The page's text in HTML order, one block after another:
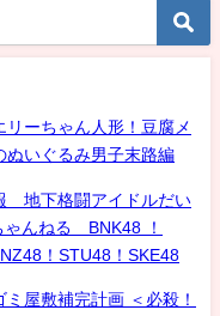
ーちゃん人形！豆腐メ
ぬいぐるみ男子末路編
地下格闘アイドルだい
んねる BNK48 ！
！STU48！SKE48
屋敷補完計画 ＜必殺！